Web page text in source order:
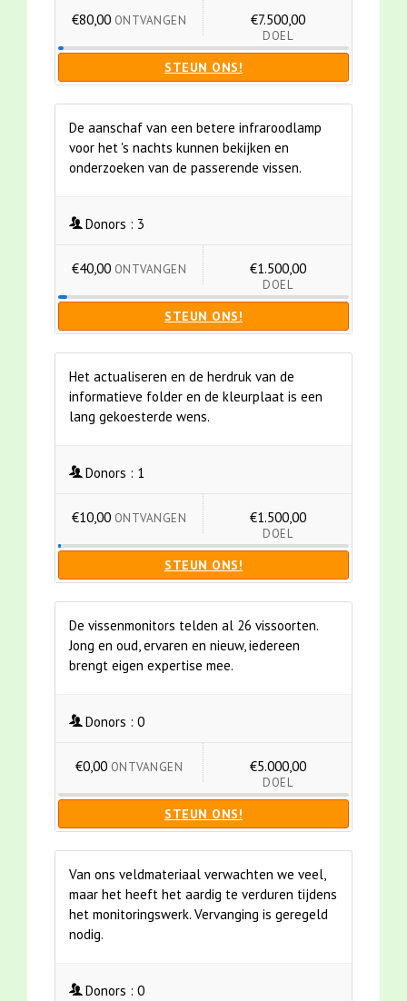
€80,00 ONTVANGEN €7.500,00
DOEL
STEUN ONS!
De aanschaf van een betere infraroodlamp
voor het 's nachts kunnen bekijken en
onderzoeken van de passerende vissen.
Donors : 3
€40,00 ONTVANGEN €1.500,00
DOEL
STEUN ONS!
Het actualiseren en de herdruk van de
informatieve folder en de kleurplaat is een
lang gekoesterde wens.
Donors : 1
€10,00 ONTVANGEN €1.500,00
DOEL
STEUN ONS!
De vissenmonitors telden al 26 vissoorten.
Jong en oud, ervaren en nieuw, iedereen
brengt eigen expertise mee.
Donors : 0
€0,00 ONTVANGEN €5.000,00
DOEL
STEUN ONS!
Van ons veldmateriaal verwachten we veel,
maar het heeft het aardig te verduren tijdens
het monitoringswerk. Vervanging is geregeld
nodig.
Donors : 0